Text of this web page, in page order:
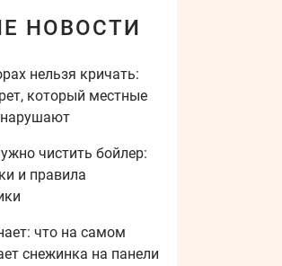
НОВОСТИ
нельзя кричать:
который местные
нарушают
чистить бойлер:
и правила
что на самом
снежинка на панели